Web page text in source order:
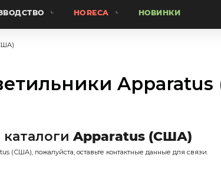
HORECA НОВИНКИ
Apparatus (США)
(США), пожалуйста, оставьте контактные данные для связи.